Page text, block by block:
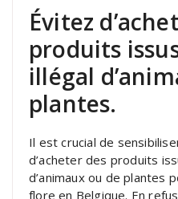
Évitez
produits
illégal
plantes.
Il est crucial de
d’acheter des produits
d’animaux ou de plantes
flore en Belgique. En